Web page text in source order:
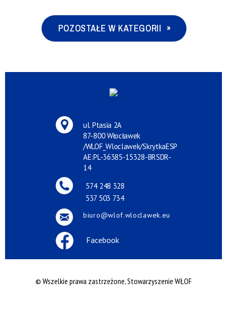
POZOSTAŁE W KATEGORII
ul. Ptasia 2A
87-800 Włocławek
/WLOF_Wloclawek/SkrytkaESP
AE:PL-36385-15328-BRSDR-
14
574 248 328
537 503 734
biuro@wlof.wloclawek.eu
Facebook
© Wszelkie prawa zastrzeżone, Stowarzyszenie WŁOF